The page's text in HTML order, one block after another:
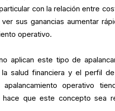
con la relación entre
sus ganancias aumentar
operativo.
aplican este tipo de
salud financiera y el perfil
operativo
que este concepto sea